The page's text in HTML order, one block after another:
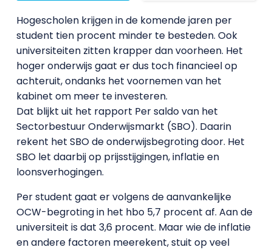
Hogescholen krijgen in de komende jaren per
student tien procent minder te besteden. Ook
universiteiten zitten krapper dan voorheen. Het
hoger onderwijs gaat er dus toch financieel op
achteruit, ondanks het voornemen van het
kabinet om meer te investeren.
Dat blijkt uit het rapport Per saldo van het
Sectorbestuur Onderwijsmarkt (SBO). Daarin
rekent het SBO de onderwijsbegroting door. Het
SBO let daarbij op prijsstijgingen, inflatie en
loonsverhogingen.
Per student gaat er volgens de aanvankelijke
OCW-begroting in het hbo 5,7 procent af. Aan de
universiteit is dat 3,6 procent. Maar wie de inflatie
en andere factoren meerekent, stuit op veel